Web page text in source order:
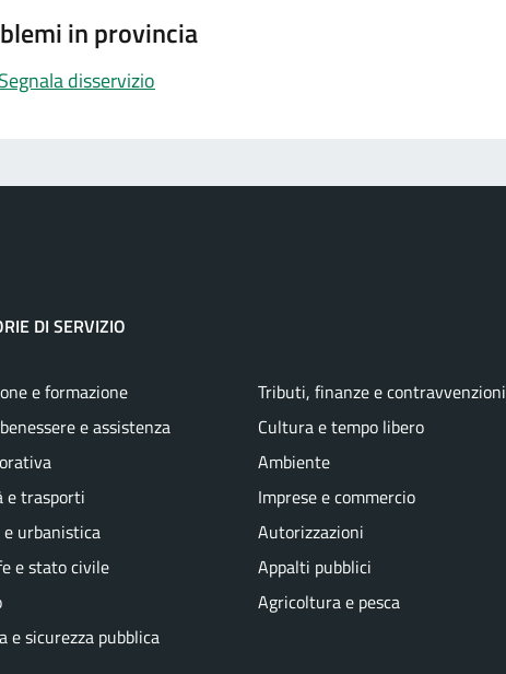
in provincia
disservizio
DI SERVIZIO
e formazione
e assistenza
e trasporti
urbanistica
e stato civile
e sicurezza pubblica
Tributi, finanze e contravvenzioni
Cultura e tempo libero
Ambiente
Imprese e commercio
Autorizzazioni
Appalti pubblici
Agricoltura e pesca